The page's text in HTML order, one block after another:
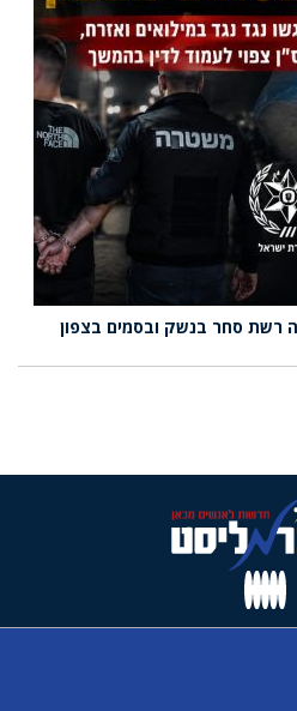
רשת סחר בנשק ובסמים בצפון